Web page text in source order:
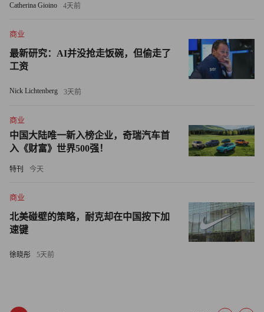
Catherina Gioino 4天前
商业
最新研究：AI并没抢走饭碗，但偷走了
工资
Nick Lichtenberg 3天前
商业
中国大陆唯一新入榜企业，奇瑞汽车首
入《财富》世界500强！
特刊 今天
商业
北美碰壁的策略，耐克却在中国按下加
速键
徐晓彤 5天前